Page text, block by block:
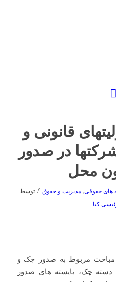
قانونی و
در صدور
محل
های حقوقی,مدیریت و حقوق / توسط
کیا
مباحث مربوط به صدور چک و
چک، بایسته های صدور